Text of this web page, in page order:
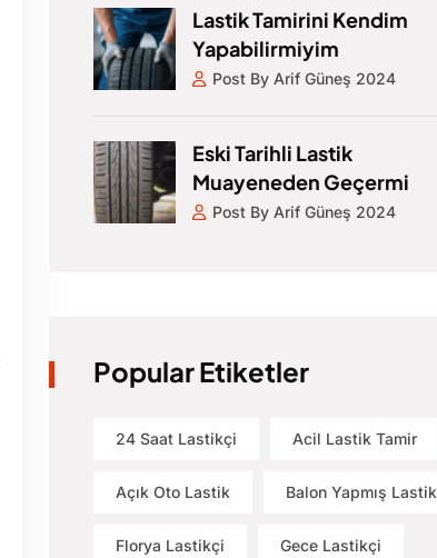
Lastik Tamirini Kendim
Yapabilirmiyim
Post By Arif Güneş 2024
Eski Tarihli Lastik
Muayeneden Geçermi
Post By Arif Güneş 2024
Popular Etiketler
24 Saat Lastikçi Acil Lastik Tamir
Açık Oto Lastik Balon Yapmış Lastik
Florya Lastikçi Gece Lastikçi